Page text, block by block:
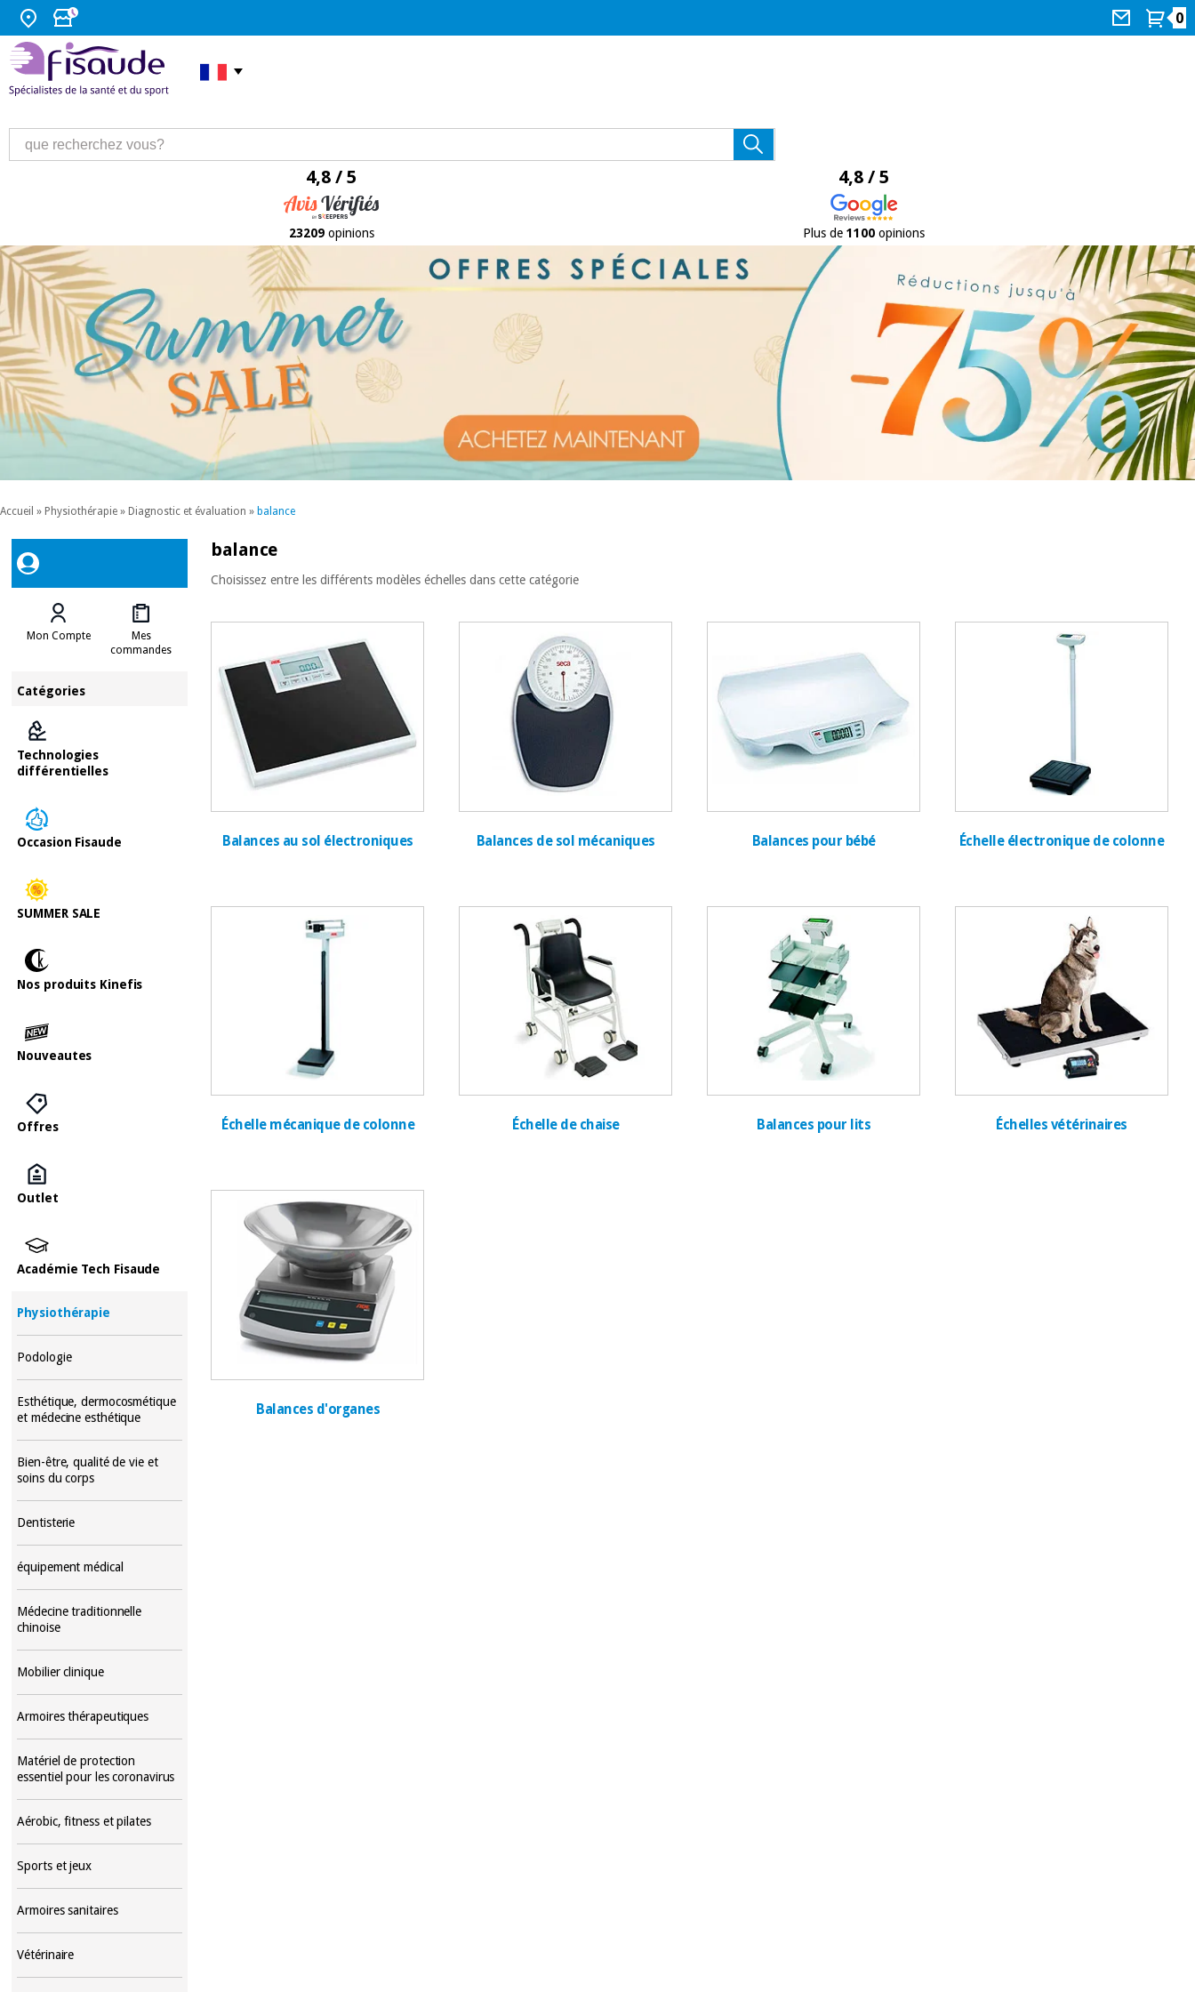
0
4,8 / 5
23209opinions
4,8 / 5
Plus de 1100opinions
Accueil » Physiothérapie » Diagnostic et évaluation » balance
Mon Compte
Mes
commandes
Catégories
Technologies
différentielles
Occasion Fisaude
SUMMER SALE
Nos produits Kinefis
Nouveautes
Offres
Outlet
Académie Tech Fisaude
Physiothérapie
Podologie
Esthétique, dermocosmétique
et médecine esthétique
Bien-être, qualité de vie et
soins du corps
Dentisterie
équipement médical
Médecine traditionnelle
chinoise
Mobilier clinique
Armoires thérapeutiques
Matériel de protection
essentiel pour les coronavirus
Aérobic, fitness et pilates
Sports et jeux
Armoires sanitaires
Vétérinaire
balance
Choisissez entre les différents modèles échelles dans cette catégorie
Balances au sol électroniques Balances de sol mécaniques Balances pour bébé Échelle électronique de colonne
Échelle mécanique de colonne Échelle de chaise Balances pour lits Échelles vétérinaires
Balances d'organes